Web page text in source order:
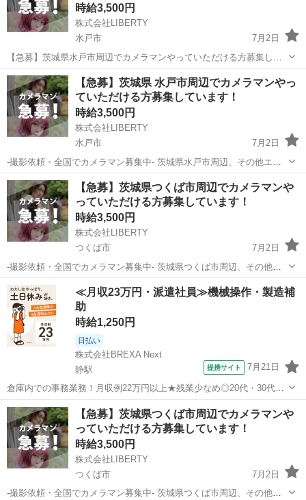
時給3,500円
株式会社LIBERTY
水戸市
7月2日
【急募】茨城県水戸市周辺でカメラマンやっていただける方募集して
います！ -撮影依頼・全国でカメラマン募集中- 茨城県水戸市周辺、そ
の他エリアも相談可能 弊社では主にマッチングアプリのプロフィール
写真や、婚活...
茨城 水戸市 その他 カメラマン
【急募】茨城県 水戸市周辺でカメラマンやっ
ていただける方募集しています！
時給3,500円
株式会社LIBERTY
水戸市
7月2日
-撮影依頼・全国でカメラマン募集中- 茨城県水戸市周辺、その他エリ
アも相談可能！ 弊社では主にマッチングアプリのプロフィール写真
や、婚活やビジネス用の写真撮影を行っております。 全国で撮影をし
ており、都合の良い...
茨城 水戸市 その他 カメラマン
【急募】茨城県つくば市周辺でカメラマンや
っていただける方募集しています！
時給3,500円
株式会社LIBERTY
つくば市
7月2日
-撮影依頼・全国でカメラマン募集中- 茨城県つくば市周辺、その他エ
リアも相談可能 弊社では主にマッチングアプリのプロフィール写真
や、婚活やビジネス用の写真撮影を行っております。 全国で撮影をし
ており、都合の良い...
茨城 つくば市 その他 カメラマン
≪月収23万円・派遣社員≫機械操作・製造補
助
時給1,250円
日払い
株式会社BREXA Next
静駅
提携サイト 7月21日
倉庫内での事務業務！月収例22万円以上★残業少なめ◎20代・30代・
40代の男女活躍中！空調完備で快適作業★食堂利用可◎マイカー通勤
OK◎無料駐車場完備！《茨城県常陸大宮市》 人気の工場のお仕事 ◇
電子部品製造倉庫内の事務...
茨城 常陸大宮市 静駅 その他
【急募】茨城県つくば市周辺でカメラマンや
っていただける方募集しています！
時給3,500円
株式会社LIBERTY
つくば市
7月2日
-撮影依頼・全国でカメラマン募集中- 茨城県つくば市周辺、その他エ